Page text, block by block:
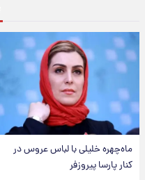
ماه‌چهره خلیلی با لباس عروس در
کنار پارسا پیروزفر